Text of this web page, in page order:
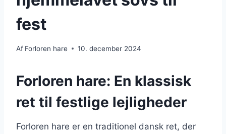
fest
Af Forloren hare 10. december 2024
Forloren hare: En klassisk
ret til festlige lejligheder
Forloren hare er en traditionel dansk ret, der